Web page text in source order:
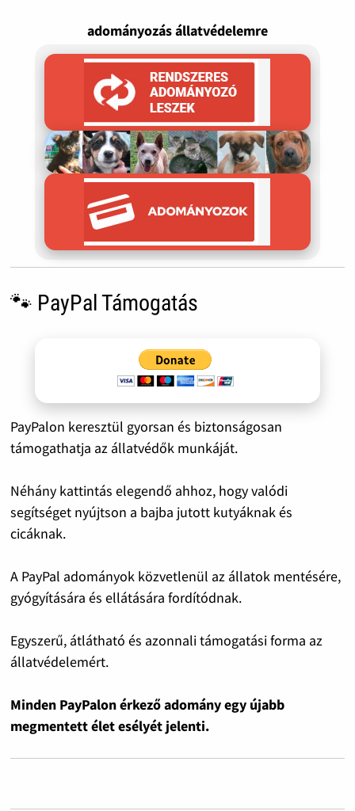
adományozás állatvédelemre
🐾 PayPal Támogatás
PayPalon keresztül gyorsan és biztonságosan
támogathatja az állatvédők munkáját.
Néhány kattintás elegendő ahhoz, hogy valódi
segítséget nyújtson a bajba jutott kutyáknak és
cicáknak.
A PayPal adományok közvetlenül az állatok mentésére,
gyógyítására és ellátására fordítódnak.
Egyszerű, átlátható és azonnali támogatási forma az
állatvédelemért.
Minden PayPalon érkező adomány egy újabb
megmentett élet esélyét jelenti.